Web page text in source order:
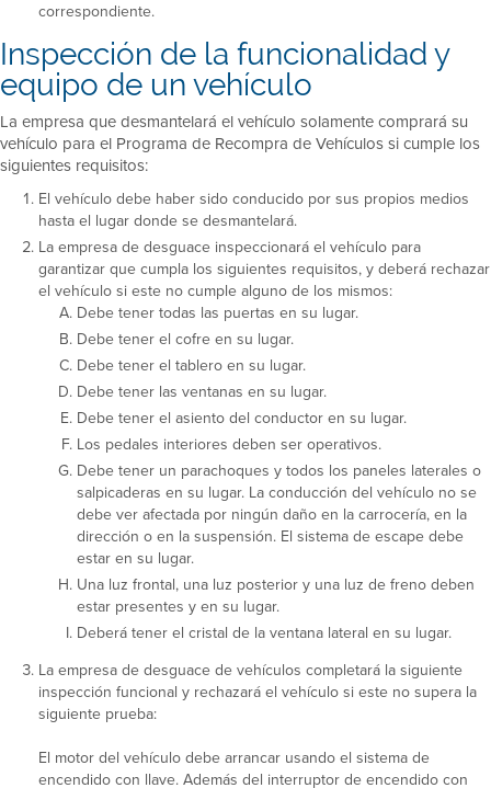
correspondiente.
Inspección de la funcionalidad y
equipo de un vehículo
La empresa que desmantelará el vehículo solamente comprará su
vehículo para el Programa de Recompra de Vehículos si cumple los
siguientes requisitos:
El vehículo debe haber sido conducido por sus propios medios
hasta el lugar donde se desmantelará.
La empresa de desguace inspeccionará el vehículo para
garantizar que cumpla los siguientes requisitos, y deberá rechazar
el vehículo si este no cumple alguno de los mismos:
Debe tener todas las puertas en su lugar.
Debe tener el cofre en su lugar.
Debe tener el tablero en su lugar.
Debe tener las ventanas en su lugar.
Debe tener el asiento del conductor en su lugar.
Los pedales interiores deben ser operativos.
Debe tener un parachoques y todos los paneles laterales o
salpicaderas en su lugar. La conducción del vehículo no se
debe ver afectada por ningún daño en la carrocería, en la
dirección o en la suspensión. El sistema de escape debe
estar en su lugar.
Una luz frontal, una luz posterior y una luz de freno deben
estar presentes y en su lugar.
Deberá tener el cristal de la ventana lateral en su lugar.
La empresa de desguace de vehículos completará la siguiente
inspección funcional y rechazará el vehículo si este no supera la
siguiente prueba:
El motor del vehículo debe arrancar usando el sistema de
encendido con llave. Además del interruptor de encendido con